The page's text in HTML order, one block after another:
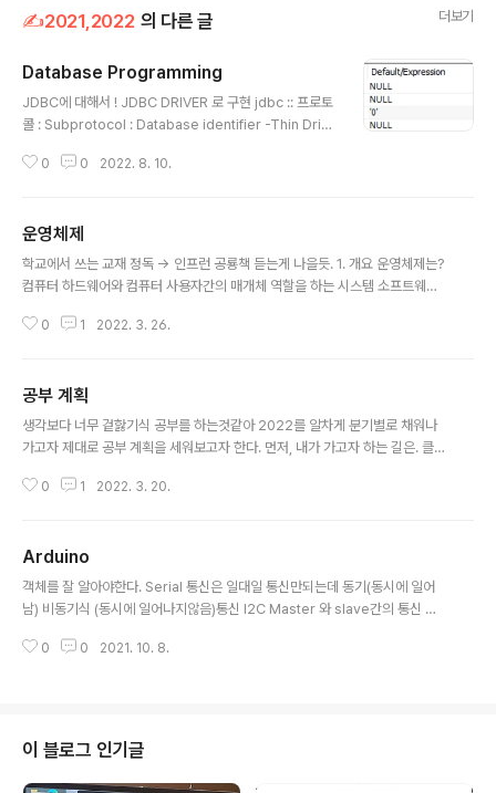
✍2021,2022 의 다른 글 더보기
Database Programming
JDBC에 대해서 ! JDBC DRIVER 로 구현 jdbc :: 프로토
콜 : Subprotocol : Database identifier -Thin Driv
how to make th connection 1. register the driver
PrepareStatemen(String prepareCall(String)) co
mmit() rollback() getMetaDate() close() isClose
d() executeStatement 조회는 executeQue..
0 0 2022. 8. 10.
운영체제
학교에서 쓰는 교재 정독 -> 인프런 공룡책 듣는게 나을듯. 1. 개요 운영체제는?
컴퓨터 하드웨어와 컴퓨터 사용자간의 매개체 역할을 하는 시스템 소프트웨어
리하게 이용할 수 있게 하는데 있다. 부수적 : 컴퓨터 하드웨어를 효율적으로 관
하기 위한 기본적인 자원을 제공한다. > 응용프로그램 사용자가 제시한 문제를
풀기 위해 필요한 자원의 사용방법정의 자원할당자인 운영체제 운영체제는 자
원(중앙처리장치 점유시간, 기억장치 공간, 파일 저장 공간, 입출력장치 등) 의
0 1 2022. 3. 26.
공부 계획
생각보다 너무 겉핧기식 공부를 하는것같아 2022를 알차게 분기별로 채워나
가고자 제대로 공부 계획을 세워보고자 한다. 먼저, 내가 가고자 하는 길은. 클라
아보자 (3월내로 완료하기) 개발쪽은 아무래도 직업으로 삼기에는 어려울것같
- 데이터통신 일단 이 공부에 초점을 맞춰야할것같다. 2. 심화(알고보면 기초개
념) 공부 - cloud (AWS , GCP ,,등등) - 쿠버네티스 등 클라우드 분야 관련 심
층적인 공부와 경험을 위해 찾아봐야할듯하다. 생각보다 폭이 너무..
0 1 2022. 3. 20.
Arduino
객체를 잘 알아야한다. Serial 통신은 일대일 통신만되는데 동기(동시에 일어
남) 비동기식 (동시에 일어나지않음)통신 I2C Master 와 slave간의 통신 우
보통 두개의 선이 필요 어떻게 통신하느냐면 SDA 와 SCL이라는 선이있음 정
전자공학의 디지털 회로에서 클럭 신호에 맞추어 신호의 처리를 하는 동기 처리
를 위해 사용한다. Wire라이브러리..
0 0 2021. 10. 8.
이 블로그 인기글